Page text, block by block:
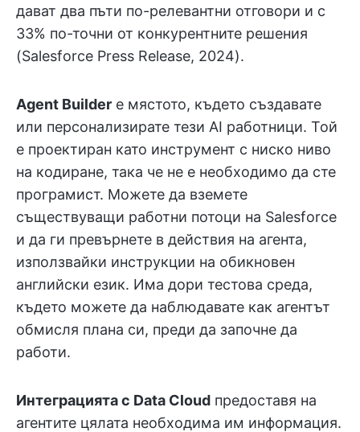
дават два пъти по-релевантни отговори и с
33% по-точни от конкурентните решения
(Salesforce Press Release, 2024).
Agent Builder е мястото, където създавате
или персонализирате тези AI работници. Той
е проектиран като инструмент с ниско ниво
на кодиране, така че не е необходимо да сте
програмист. Можете да вземете
съществуващи работни потоци на Salesforce
и да ги превърнете в действия на агента,
използвайки инструкции на обикновен
английски език. Има дори тестова среда,
където можете да наблюдавате как агентът
обмисля плана си, преди да започне да
работи.
Интеграцията с Data Cloud предоставя на
агентите цялата необходима им информация.